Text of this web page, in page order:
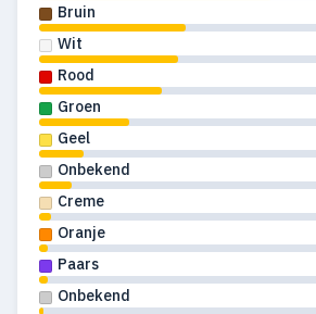
Bruin
Wit
Rood
Groen
Geel
Onbekend
Creme
Oranje
Paars
Onbekend